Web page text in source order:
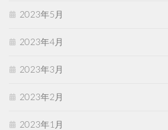
2023年5月
2023年4月
2023年3月
2023年2月
2023年1月